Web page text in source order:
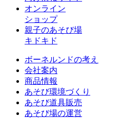
オンライン
ショップ
親子のあそび場
キドキド
ボーネルンドの考え
会社案内
商品情報
あそび環境づくり
あそび道具販売
あそび場の運営